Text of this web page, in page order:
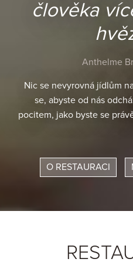
člověka
Anthelme
Nic se nevyrovná jídlům
se, abyste od nás
pocitem, jako byste se
O RESTAURACI